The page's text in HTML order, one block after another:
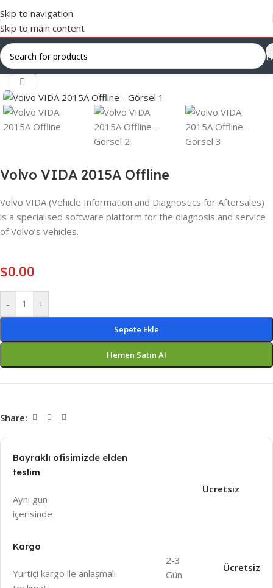
Skip to navigation
Skip to main content
Ana Sayfa/Offline Software
Volvo VIDA 2015A Offline
Volvo VIDA (Vehicle Information and Diagnostics for Aftersales)
is a specialised software platform for the diagnosis and service
of Volvo’s vehicles.
$0.00
- +
Sepete Ekle
Hemen Satın Al
Share:
Bayraklı ofisimizde elden
teslim
Aynı gün
içerisinde
Ücretsiz
Kargo
Yurtiçi kargo ile anlaşmalı
2-3
Gün
Ücretsiz